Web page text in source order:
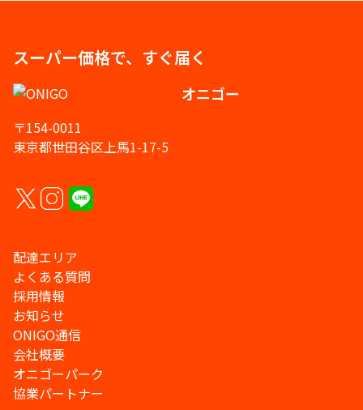
スーパー価格で、すぐ届く
オニゴー
〒154-0011
東京都世田谷区上馬1-17-5
配達エリア
よくある質問
採用情報
お知らせ
ONIGO通信
会社概要
オニゴーパーク
協業パートナー